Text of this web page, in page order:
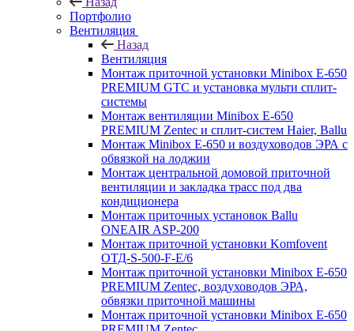
Портфолио
Вентиляция
Назад
Вентиляция
Монтаж приточной установки Minibox E-650
PREMIUM GTC и установка мульти сплит-
системы
Монтаж вентиляции Minibox E-650
PREMIUM Zentec и сплит-систем Haier, Ballu
Монтаж Minibox E-650 и воздуховодов ЭРА с
обвязкой на лоджии
Монтаж центральной домовой приточной
вентиляции и закладка трасс под два
кондиционера
Монтаж приточных установок Ballu
ONEAIR ASP-200
Монтаж приточной установки Komfovent
ОТД-S-500-F-E/6
Монтаж приточной установки Minibox E-650
PREMIUM Zentec, воздуховодов ЭРА,
обвязки приточной машины
Монтаж приточной установки Minibox E-650